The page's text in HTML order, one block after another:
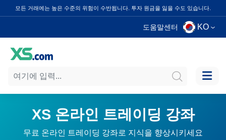
모든 거래에는 높은 수준의 위험이 수반됩니다. 투자 원금을 잃을 수도 있습니다.
도움말센터 KO
XS 온라인 트레이딩 강좌
무료 온라인 트레이딩 강좌로 지식을 향상시키세요